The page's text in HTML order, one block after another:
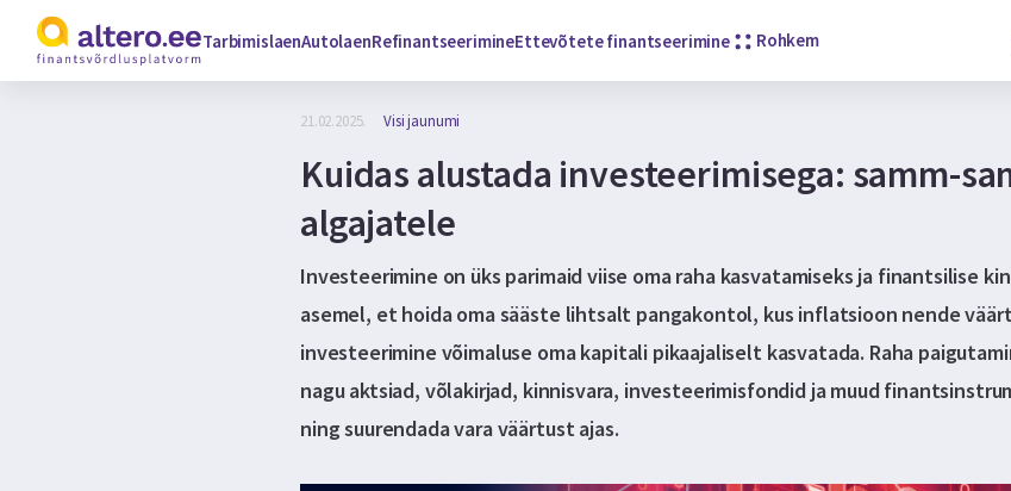
TarbimislaenAutolaenRefinantseerimineEttevõtete finantseerimine Rohkem
21.02.2025. Visi jaunumi
Kuidas alustada investeerimisega: samm-
algajatele
Investeerimine on üks parimaid viise oma raha kasvatamiseks ja finantsilise
asemel, et hoida oma sääste lihtsalt pangakontol, kus inflatsioon nende
investeerimine võimaluse oma kapitali pikaajaliselt kasvatada. Raha
nagu aktsiad, võlakirjad, kinnisvara, investeerimisfondid ja muud
ning suurendada vara väärtust ajas.